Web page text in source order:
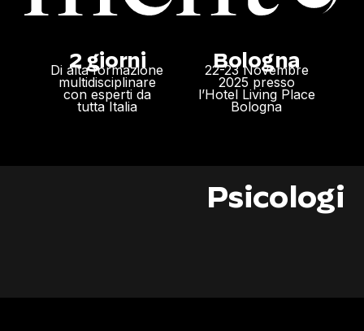
2 giorni
Di alta formazione
multidisciplinare
con esperti da
tutta Italia
Bologna
22-23 Novembre
2025 presso
l’Hotel Living Place
Bologna